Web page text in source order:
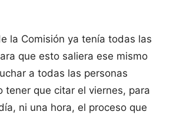
la Comisión ya tenía todas las
que esto saliera ese mismo
a todas las personas
tener que citar el viernes, para
ni una hora, el proceso que